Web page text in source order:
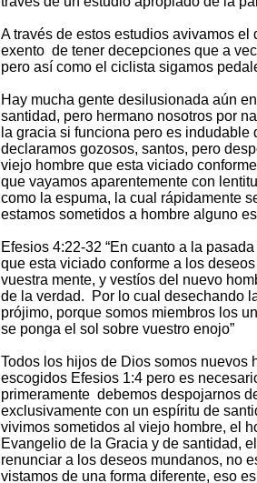
A través de estos estudios avivamos
exento de tener decepciones que a
pero así como el ciclista sigamos
Hay mucha gente desilusionada aún
santidad, pero hermano nosotros por
la gracia si funciona pero es
declaramos gozosos, santos, pero
viejo hombre que esta viciado
que vayamos aparentemente con
como la espuma, la cual rápidamente
estamos sometidos a hombre alguno
Efesios 4:22-32 “En cuanto a la
que esta viciado conforme a los
vuestra mente, y vestíos del nuevo
de la verdad. Por lo cual desechando
prójimo, porque somos miembros los
se ponga el sol sobre vuestro enojo”
Todos los hijos de Dios somos nuevos
escogidos Efesios 1:4 pero es
primeramente debemos despojarnos
exclusivamente con un espíritu de
vivimos sometidos al viejo hombre, el
Evangelio de la Gracia y de santidad,
renunciar a los deseos mundanos, no
vistamos de una forma diferente, eso